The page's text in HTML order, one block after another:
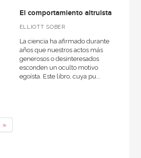
El comportamiento altruista
ELLIOTT SOBER
La ciencia ha afirmado durante
años que nuestros actos más
generosos o desinteresados
esconden un oculto motivo
egoísta. Este libro, cuya pu...
»